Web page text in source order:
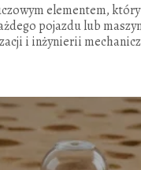
elementem, który
pojazdu lub
i inżynierii